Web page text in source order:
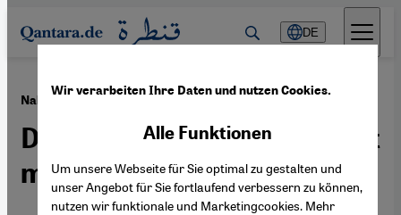
Direkt zum Inhalt springen
DE
Nahost-Politik Europas und der USA ·25.08.2014
Der Feind meines Feindes ist
mein Freund
Wir verarbeiten Ihre Daten und nutzen Cookies.
Alle Funktionen
Um unsere Webseite für Sie optimal zu gestalten und
unser Angebot für Sie fortlaufend verbessern zu können,
nutzen wir funktionale und Marketingcookies. Mehr